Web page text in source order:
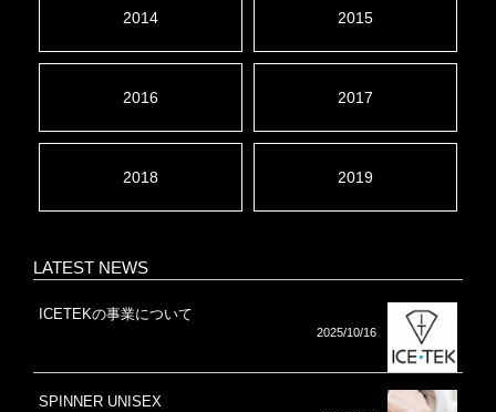
2014 2015
2016 2017
2018 2019
LATEST NEWS
ICETEKの事業について
2025/10/16
SPINNER UNISEX